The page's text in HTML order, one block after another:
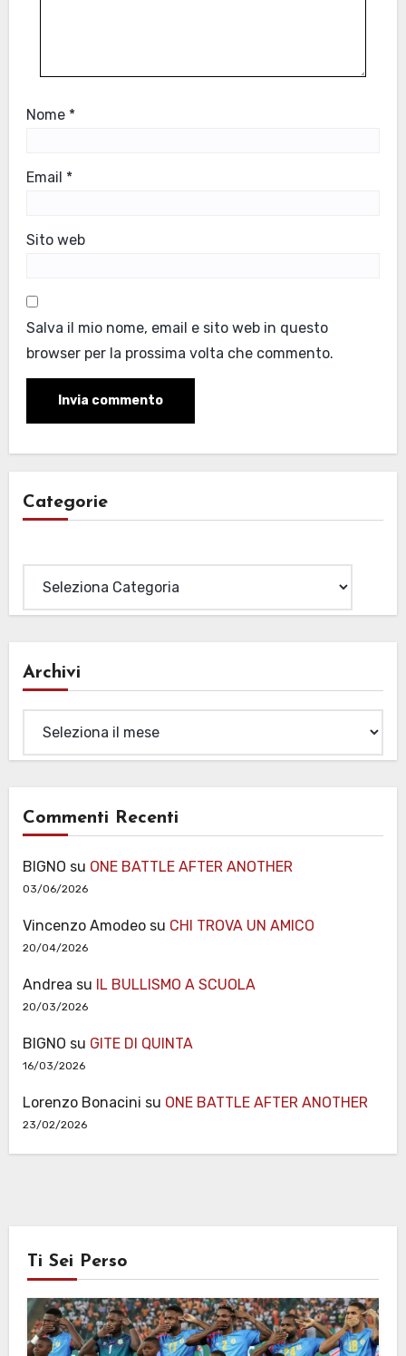
Nome *
Email *
Sito web
Salva il mio nome, email e sito web in questo
browser per la prossima volta che commento.
Categorie
Archivi
Commenti Recenti
BIGNO su ONE BATTLE AFTER ANOTHER
03/06/2026
Vincenzo Amodeosu CHI TROVA UN AMICO
20/04/2026
Andrea su IL BULLISMO A SCUOLA
20/03/2026
BIGNO su GITE DI QUINTA
16/03/2026
Lorenzo Bonacini su ONE BATTLE AFTER ANOTHER
23/02/2026
Ti Sei Perso